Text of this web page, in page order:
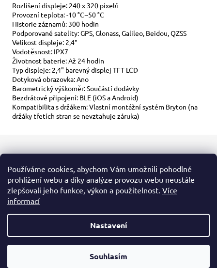
Používáme cookies, abychom Vám umožnili pohodlné
prohlížení webu a díky analýze provozu webu neustále
zlepšovali jeho funkce, výkon a použitelnost. Více
informací
Nastavení
Souhlasím
Rozlišení displeje: 240 x 320 pixelů
Provozní teplota: -10 °C~50 °C
Historie záznamů: 300 hodin
Podporované satelity: GPS, Glonass, Galileo, Beidou, QZSS
Velikost displeje: 2,4"
Vodotěsnost: IPX7
Životnost baterie: Až 24 hodin
Typ displeje: 2,4" barevný displej TFT LCD
Dotyková obrazovka: Ano
Barometrický výškoměr: Součástí dodávky
Bezdrátové připojení: BLE (iOS a Android)
Kompatibilita s držákem: Vlastní montážní systém Bryton (na
držáky třetích stran se nevztahuje záruka)
á
info@ brytonsport.cz
734 213 979
Bryton Sport. Všechna práva vyhrazena.